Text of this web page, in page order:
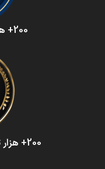
200+ هزار تومان کاشت نهال
200+ هزار تومان حمایت از حیوانات